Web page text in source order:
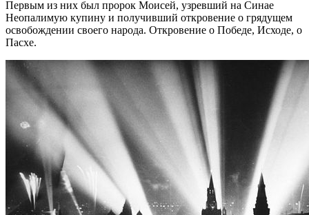
Первым из них был пророк Моисей, узревший на Синае
Неопалимую купину и получивший откровение о грядущем
освобождении своего народа. Откровение о Победе, Исходе, о
Пасхе.